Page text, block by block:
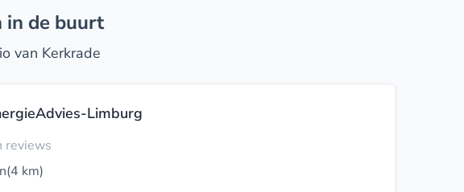
in de buurt
van Kerkrade
Limburg
reviews
(4 km)